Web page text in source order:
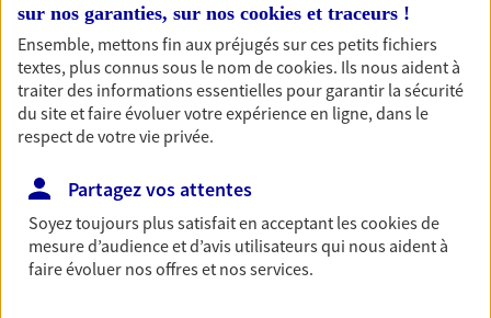
Votre logement est unique, comme vous. Le
contrat Ma Maison assure votre sérénité en
protégeant ce qui vous tient à coeur.
Découvrir l'offre Habitation
OBTENIR UN TARIF EN LIGNE
Garantie Accidents de la Vie
Bricoleuse, féru de jardinage, pâtissier en herbe
sur nos garanties, sur nos cookies et traceurs !
Ensemble, mettons fin aux préjugés sur ces petits fichiers
textes, plus connus sous le nom decookies. Ils nous aident à
traiter des informations essentielles pour garantir la sécurité
du site et faire évoluer votre expérience en ligne, dans le
respect de votre vie privée.
Partagez vos attentes
Soyez toujours plus satisfait en acceptant lescookiesde
mesure d’audience et d’avis utilisateurs qui nous aident à
faire évoluer nos offres et nos services.